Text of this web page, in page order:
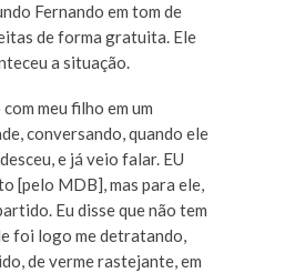
Fernando em tom de
de forma gratuita. Ele
a situação.
meu filho em um
conversando, quando ele
e já veio falar. EU
[pelo MDB], mas para ele,
Eu disse que não tem
foi logo me detratando,
de verme rastejante, em